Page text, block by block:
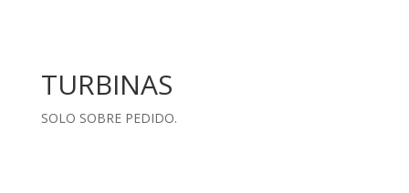
TURBINAS
SOLO SOBRE PEDIDO.